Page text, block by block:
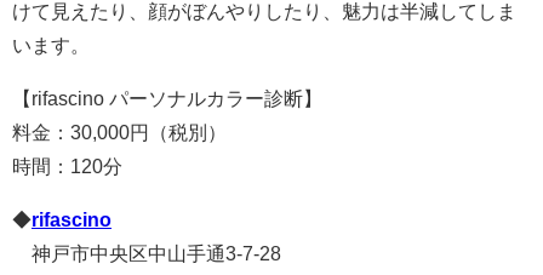
けて見えたり、顔がぼんやりしたり、魅力は半減してしま
います。
【rifascino パーソナルカラー診断】
料金：30,000円（税別）
時間：120分
◆rifascino
神戸市中央区中山手通3-7-28